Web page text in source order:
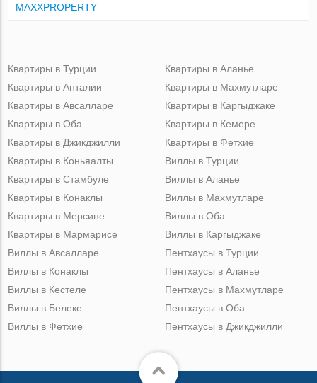
MAXXPROPERTY
Квартиры в Турции
Квартиры в Анталии
Квартиры в Авсалларе
Квартиры в Оба
Квартиры в Джикджилли
Квартиры в Аланье
Квартиры в Махмутларе
Квартиры в Каргыджаке
Квартиры в Кемере
Квартиры в Фетхие
Квартиры в Коньяалты
Квартиры в Стамбуле
Квартиры в Конаклы
Квартиры в Мерсине
Квартиры в Мармарисе
Виллы в Турции
Виллы в Аланье
Виллы в Махмутларе
Виллы в Оба
Виллы в Каргыджаке
Виллы в Авсалларе
Виллы в Конаклы
Виллы в Кестеле
Виллы в Белеке
Виллы в Фетхие
Пентхаусы в Турции
Пентхаусы в Аланье
Пентхаусы в Махмутларе
Пентхаусы в Оба
Пентхаусы в Джикджилли